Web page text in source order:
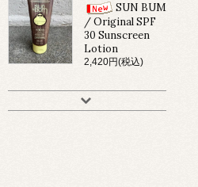
SUN BUM
/ Original SPF
30 Sunscreen
Lotion
2,420円(税込)